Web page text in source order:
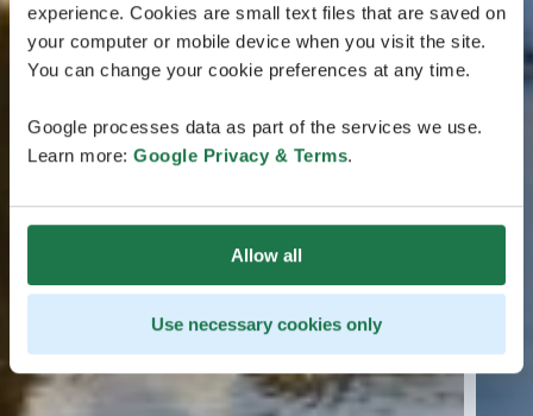
experience. Cookies are small text files that are saved on
your computer or mobile device when you visit the site.
You can change your cookie preferences at any time.
Google processes data as part of the services we use.
Learn more: Google Privacy & Terms.
Allow all
Use necessary cookies only